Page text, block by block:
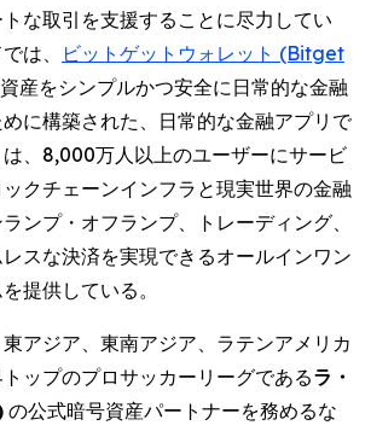
な取引を支援することに尽力してい
は、
ビットゲットウォレット (Bitget
産をシンプルかつ安全に日常的な金融
に構築された、日常的な金融アプリで
、8,000万人以上のユーザーにサービ
クチェーンインフラと現実世界の金融
ンプ・オフランプ、トレーディング、
スな決済を実現できるオールインワン
提供している。
アジア、東南アジア、ラテンアメリカ
ップのプロサッカーリーグであるラ・
の公式暗号資産パートナーを務めるな